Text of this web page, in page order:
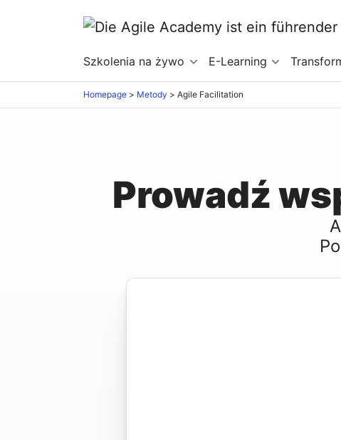
Szkolenia na żywo E-Learning
Homepage > Metody > Agile Facilitation
Prowadź